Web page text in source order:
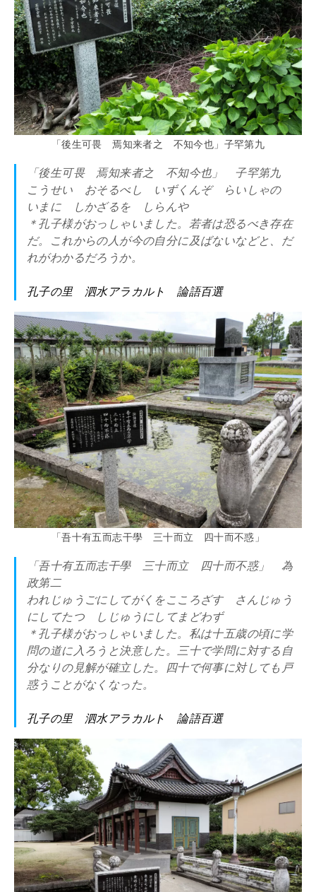
「後生可畏 焉知来者之 不知今也」子罕第九
「後生可畏 焉知来者之 不知今也」 子罕第九
こうせい おそるべし いずくんぞ らいしゃの
いまに しかざるを しらんや
＊孔子様がおっしゃいました。若者は恐るべき存在
だ。これからの人が今の自分に及ばないなどと、だ
れがわかるだろうか。
孔子の里 泗水アラカルト 論語百選
「吾十有五而志干學 三十而立 四十而不惑」
「吾十有五而志干學 三十而立 四十而不惑」 為
政第二
われじゅうごにしてがくをこころざす さんじゅう
にしてたつ しじゅうにしてまどわず
＊孔子様がおっしゃいました。私は十五歳の頃に学
問の道に入ろうと決意した。三十で学問に対する自
分なりの見解が確立した。四十で何事に対しても戸
惑うことがなくなった。
孔子の里 泗水アラカルト 論語百選